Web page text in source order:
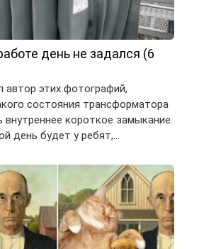
день не задался (6
автор этих фотографий,
состояния трансформатора
внутреннее короткое замыкание.
день будет у ребят,…